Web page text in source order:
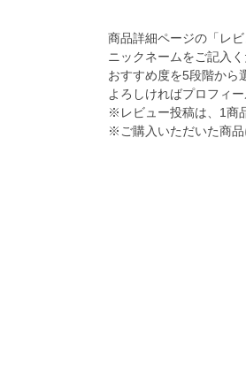
商品詳細ページの「レ
ニックネームをご記入く
おすすめ度を5段階から
よろしければプロフィ
※レビュー投稿は、1商
※ご購入いただいた商品